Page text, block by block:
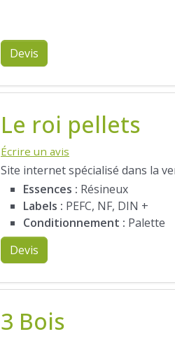
Devis
Le roi pellets
Écrire un avis
Site internet spécialisé dans la
Essences : Résineux
Labels : PEFC, NF, DIN +
Conditionnement : Palette
Devis
3 Bois